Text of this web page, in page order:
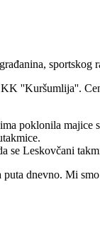
''Kuršumlija''.
poklonila majice
se Leskovčani
dnevno. Mi